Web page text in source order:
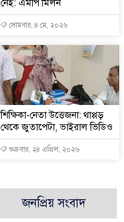
নেই: এমপি মিলন
সোমবার, ৪ মে, ২০২৬
শিক্ষিকা-নেতা উত্তেজনা: থাপ্পড়
থেকে জুতাপেটা, ভাইরাল ভিডিও
শুক্রবার, ২৪ এপ্রিল, ২০২৬
জনপ্রিয় সংবাদ